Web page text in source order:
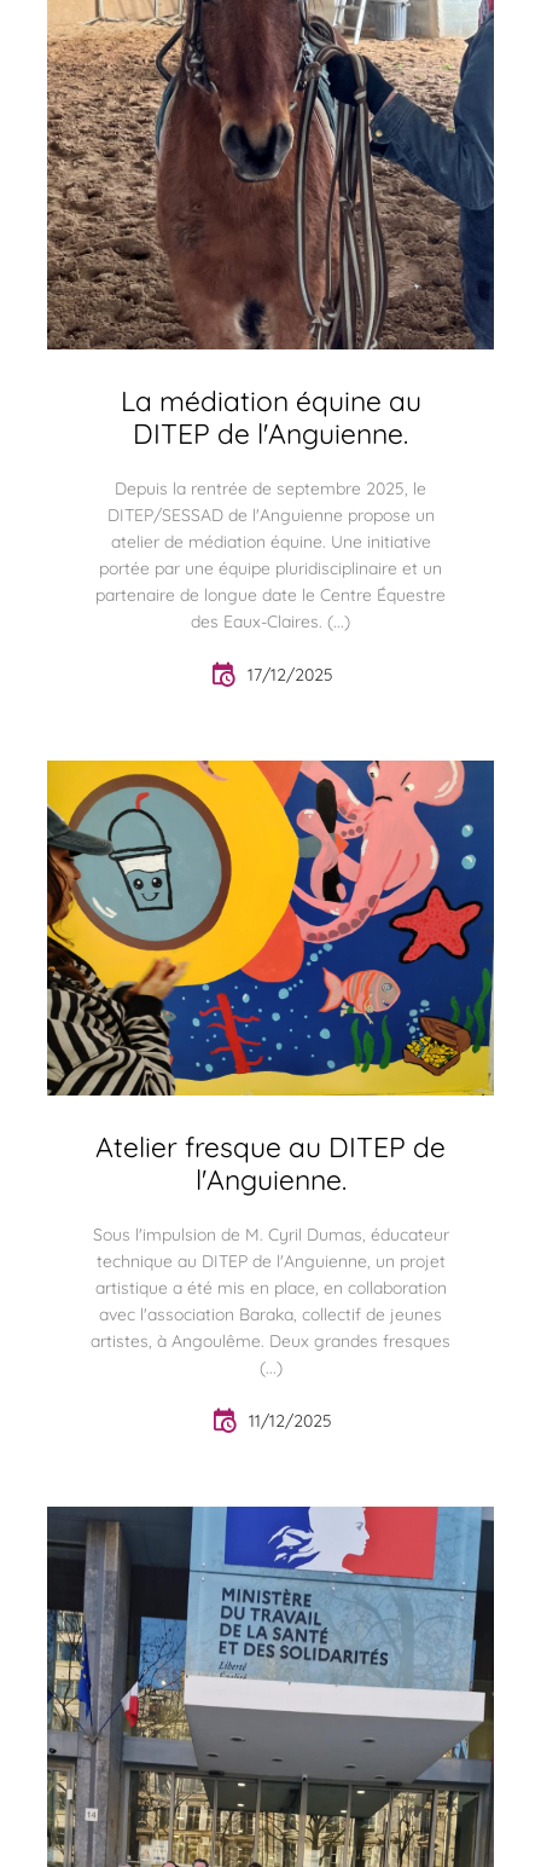
La médiation équine au
DITEP de l'Anguienne.
Depuis la rentrée de septembre 2025, le
DITEP/SESSAD de l'Anguienne propose un
atelier de médiation équine. Une initiative
portée par une équipe pluridisciplinaire et un
partenaire de longue date le Centre Équestre
des Eaux-Claires. (...)
17/12/2025
Atelier fresque au DITEP de
l'Anguienne.
Sous l'impulsion de M. Cyril Dumas, éducateur
technique au DITEP de l'Anguienne, un projet
artistique a été mis en place, en collaboration
avec l'association Baraka, collectif de jeunes
artistes, à Angoulême. Deux grandes fresques
(...)
11/12/2025